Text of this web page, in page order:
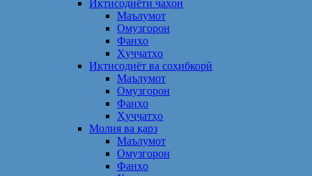
Иқтисодиёти ҷаҳон
Маълумот
Омузгорон
Фанҳо
Ҳуҷҷатҳо
Иқтисодиёт ва соҳибкорӣ
Маълумот
Омузгорон
Фанҳо
Ҳуҷҷатҳо
Молия ва қарз
Маълумот
Омузгорон
Фанҳо